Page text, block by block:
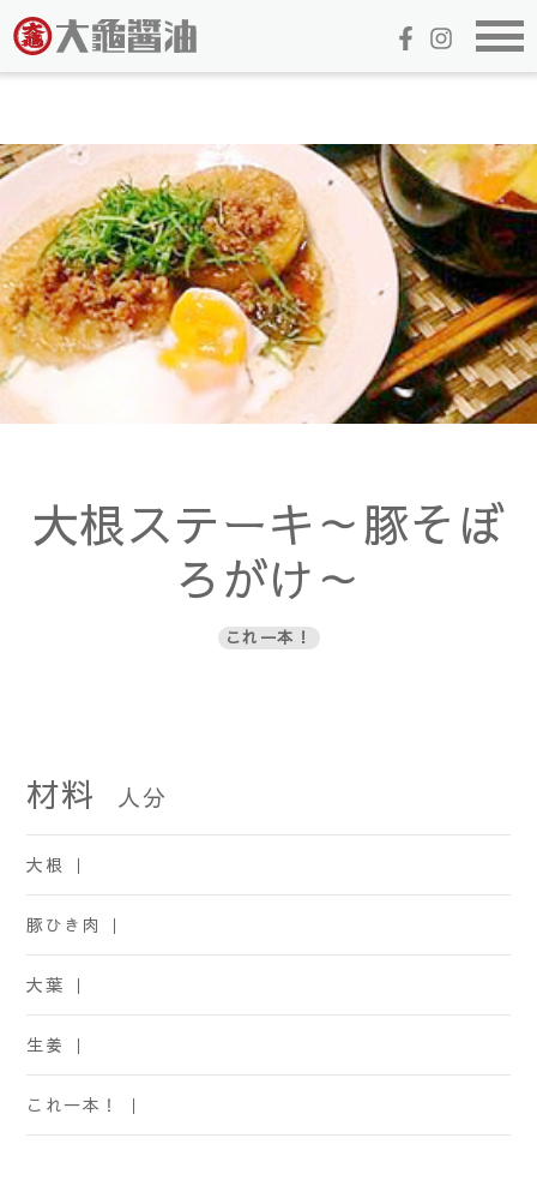
大根ステーキ～豚そぼ
ろがけ～
これ一本！
材料 人分
大根 ｜
豚ひき肉 ｜
大葉 ｜
生姜 ｜
これ一本！ ｜